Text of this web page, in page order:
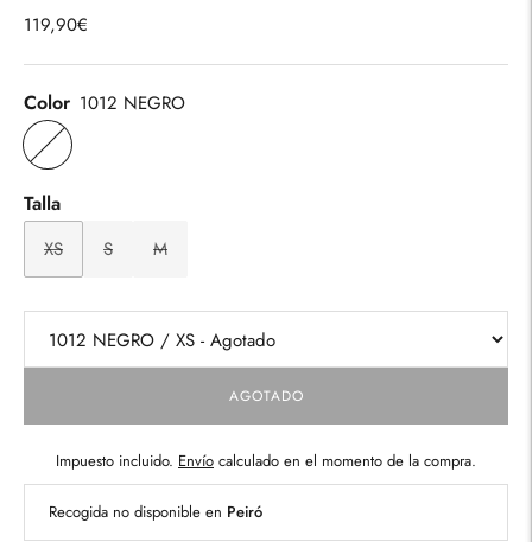
119,90€
Color 1012 NEGRO
Talla
XS S M
AGOTADO
Impuesto incluido. Envío calculado en el momento de la compra.
Recogida no disponible en Peiró